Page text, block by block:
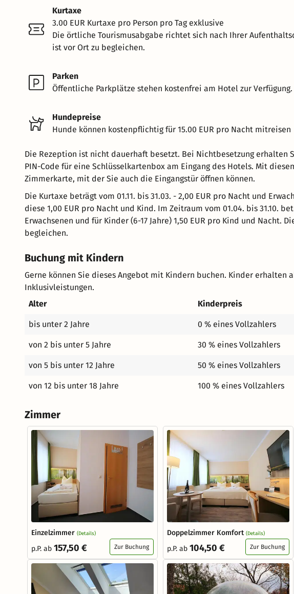
Kurtaxe
3.00 EUR Kurtaxe pro Person pro Tag exklusive
Die örtliche Tourismusabgabe richtet sich nach Ihrer
ist vor Ort zu begleichen.
Parken
Öffentliche Parkplätze stehen kostenfrei am Hotel zur Verfügung.
Hundepreise
Hunde können kostenpflichtig für 15.00 EUR pro Nacht mitreisen
Die Rezeption ist nicht dauerhaft besetzt. Bei Nichtbesetzung erhalten
PIN-Code für eine Schlüsselkartenbox am Eingang des Hotels. Mit
Zimmerkarte, mit der Sie auch die Eingangstür öffnen können.
Die Kurtaxe beträgt vom 01.11. bis 31.03. - 2,00 EUR pro Nacht und
diese 1,00 EUR pro Nacht und Kind. Im Zeitraum vom 01.04. bis 31.10.
Erwachsenen und für Kinder (6-17 Jahre) 1,50 EUR pro Kind und Nacht.
begleichen.
Buchung mit Kindern
Gerne können Sie dieses Angebot mit Kindern buchen. Kinder erhalten
Inklusivleistungen.
Alter
Kinderpreis
bis unter 2 Jahre 0 % eines Vollzahlers
von 2 bis unter 5 Jahre 30 % eines Vollzahlers
von 5 bis unter 12 Jahre 50 % eines Vollzahlers
von 12 bis unter 18 Jahre 100 % eines Vollzahlers
Zimmer
Einzelzimmer (Details)
p.P. ab 157,50 € Zur Buchung
Doppelzimmer Komfort (Details)
p.P. ab 104,50 € Zur Buchung